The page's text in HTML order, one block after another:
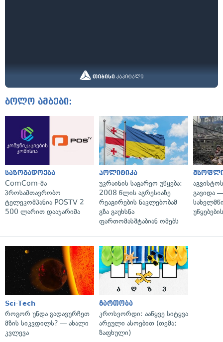
ბოლო ამბები:
საზოგადოება
ComCom-მა
პროსამთავრობო
ტელეკომპანია POSTV 2
500 ლარით დააჯარიმა
პოლიტიკა
უკრაინის საგარეო უწყება:
2008 წლის აგრესიაზე
რეაგირების ნაკლებობამ
გზა გაუხსნა
ფართომასშტაბიან ომებს
გავიდა
Sci-Tech
როგორ უნდა გადავურჩეთ
მზის სიკვდილს? — ახალი
კვლევა
გართობა
კროსვორდი: ააწყვე სიტყვა
არეული ასოებით (თემა:
ზაფხული)